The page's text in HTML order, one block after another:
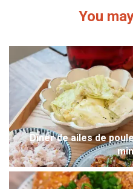
You
Dîner de ailes de